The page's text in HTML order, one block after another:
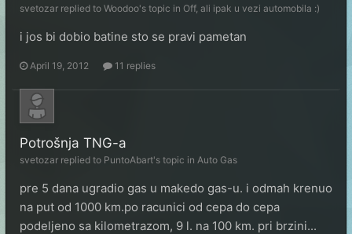
svetozar replied to Woodoo's topic in Off, ali ipak u vezi automobila :)
i jos bi dobio batine sto se pravi pametan
April 19, 2012 11 replies
Potrošnja TNG-a
svetozar replied to PuntoAbart's topic in Auto Gas
pre 5 dana ugradio gas u makedo gas-u. i odmah krenuo
na put od 1000 km.po racunici od cepa do cepa
podeljeno sa kilometrazom, 9 l. na 100 km. pri brzini...